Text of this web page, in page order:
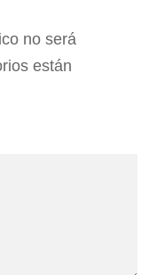
no será
están